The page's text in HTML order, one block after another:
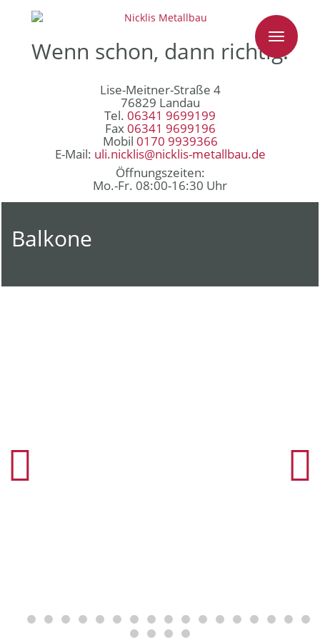
Toggle
Wenn schon, dann richtig!
Lise-Meitner-Straße 4
76829 Landau
Tel. 06341 9699199
Fax06341 9699196
Mobil 0170 9939366
E-Mail: uli.nicklis@nicklis-metallbau.de
Öffnungszeiten:
Mo.-Fr. 08:00-16:30 Uhr
Balkone